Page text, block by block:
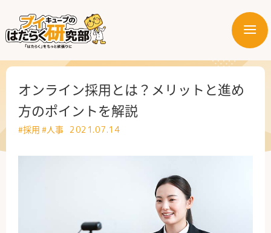
メ
ー
はたらく部署
はたらく課題
オンライン採用とは？メリットと進め
方のポイントを解説
#採用 #人事 2021.07.14